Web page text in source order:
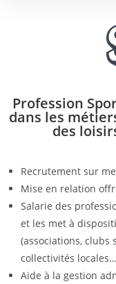
Profession
dans les
des
Recrutement sur
Mise en relation
Salarie des
et les met à
(associations, clubs
collectivités
Aide à la gestion